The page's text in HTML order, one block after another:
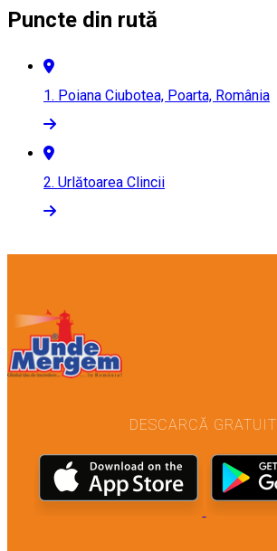
Puncte din rută
1. Poiana Ciubotea, Poarta, România
2. Urlătoarea Clincii
DESCARCĂ GRATUIT